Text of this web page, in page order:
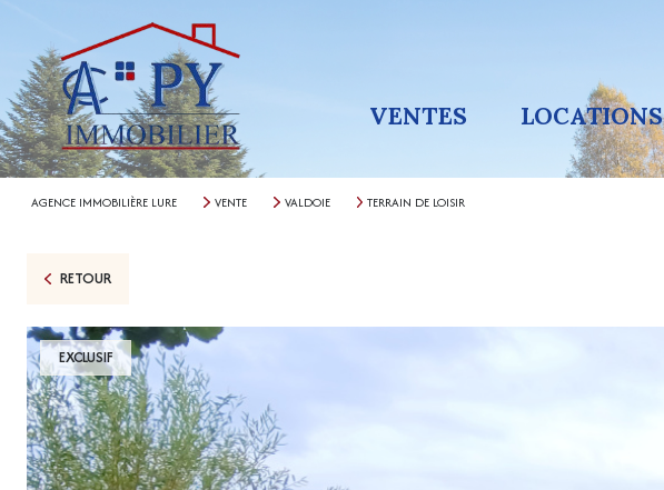
VENTES LOCATIONS
AGENCE IMMOBILIÈRE LURE VENTE VALDOIE TERRAIN DE LOISIR
RETOUR
EXCLUSIF